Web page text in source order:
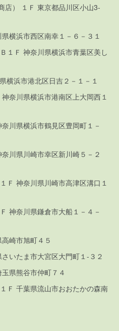
） １Ｆ 東京都品川区小山3-
横浜市西区南幸１－６－３１
１Ｆ 神奈川県横浜市青葉区美し
横浜市港北区日吉２－１－１
奈川県横浜市港南区上大岡西１
川県横浜市鶴見区豊岡町１－
川県川崎市幸区新川崎５－２
Ｆ 神奈川県川崎市高津区溝口１
神奈川県鎌倉市大船１－４－
崎市旭町４５
いたま市大宮区大門町１-３２
県熊谷市仲町７４
Ｆ 千葉県流山市おおたかの森南